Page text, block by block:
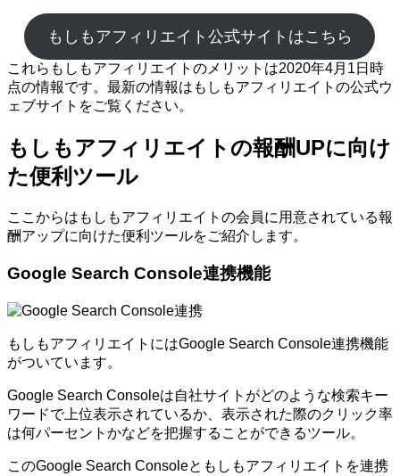
もしもアフィリエイト公式サイトはこちら
これらもしもアフィリエイトのメリットは2020年4月1日時
点の情報です。最新の情報はもしもアフィリエイトの公式ウ
ェブサイトをご覧ください。
もしもアフィリエイトの報酬UPに向け
た便利ツール
ここからはもしもアフィリエイトの会員に用意されている報
酬アップに向けた便利ツールをご紹介します。
Google Search Console連携機能
もしもアフィリエイトにはGoogle Search Console連携機能
がついています。
Google Search Consoleは自社サイトがどのような検索キー
ワードで上位表示されているか、表示された際のクリック率
は何パーセントかなどを把握することができるツール。
このGoogle Search Consoleともしもアフィリエイトを連携